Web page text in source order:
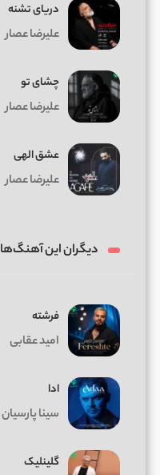
دریای تشنه
علیرضا عصار
چشای تو
علیرضا عصار
عشق الهی
علیرضا عصار
دیگران این آهنگ‌ها
فرشته
امید عقابی
ادا
سینا پارسیان
گلینلیک